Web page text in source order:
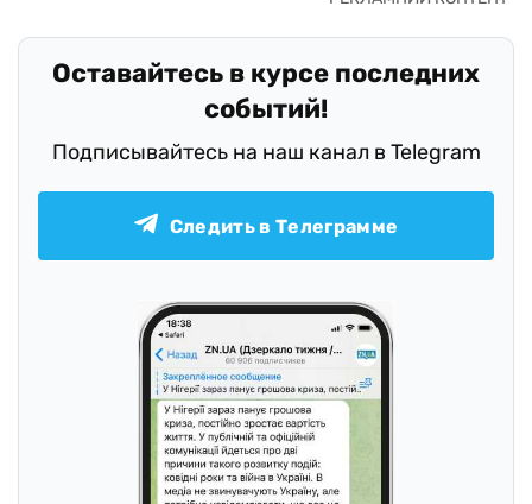
Оставайтесь в курсе последних
событий!
Подписывайтесь на наш канал в Telegram
Следить в Телеграмме